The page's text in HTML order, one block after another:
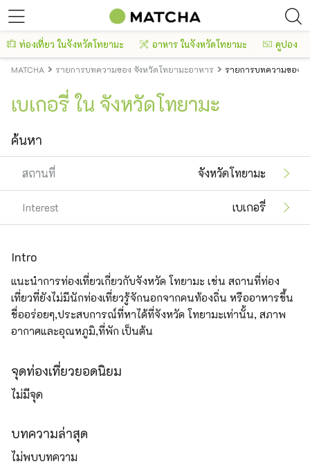
ท่องเที่ยว ในจังหวัดโทยามะ อาหาร ในจังหวัดโทยามะ คูปอง
MATCHA รายการบทความของ จังหวัดโทยามะอาหาร รายการบทความของ จั
เบเกอรี่ ใน จังหวัดโทยามะ
ค้นหา
สถานที่ จังหวัดโทยามะ
Interest เบเกอรี่
Intro
แนะนำการท่องเที่ยวเกี่ยวกับจังหวัด โทยามะ เช่น สถานที่ท่อง
เที่ยวที่ยังไม่มีนักท่องเที่ยวรู้จักนอกจากคนท้องถิ่น หรืออาหารขึ้น
ชื่ออร่อยๆ,ประสบการณ์ที่หาได้ที่จังหวัด โทยามะเท่านั้น, สภาพ
อากาศและอุณหภูมิ,ที่พัก เป็นต้น
จุดท่องเที่ยวยอดนิยม
ไม่มีจุด
บทความล่าสุด
ไม่พบบทความ